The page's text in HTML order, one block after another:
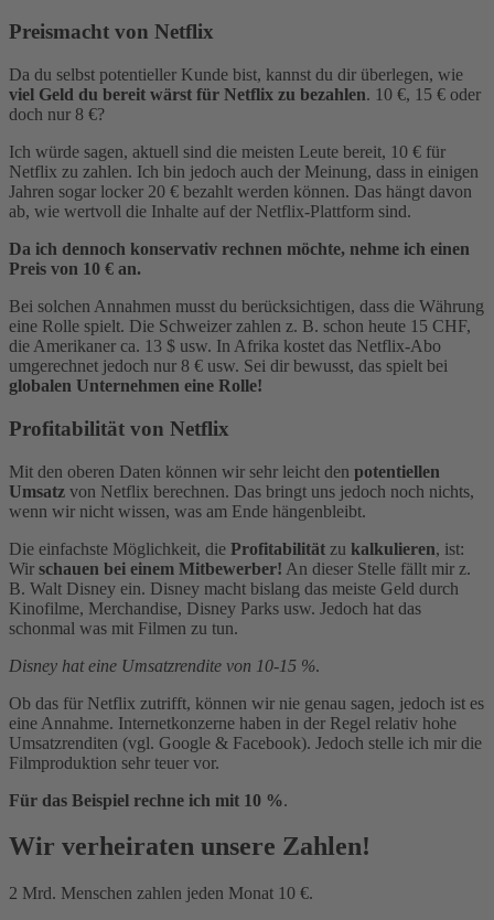
Preismacht von Netflix
Da du selbst potentieller Kunde bist, kannst du dir überlegen, wie
viel Geld du bereit wärst für Netflix zu bezahlen. 10 €, 15 € oder
doch nur 8 €?
Ich würde sagen, aktuell sind die meisten Leute bereit, 10 € für
Netflix zu zahlen. Ich bin jedoch auch der Meinung, dass in einigen
Jahren sogar locker 20 € bezahlt werden können. Das hängt davon
ab, wie wertvoll die Inhalte auf der Netflix-Plattform sind.
Da ich dennoch konservativ rechnen möchte, nehme ich einen
Preis von 10 € an.
Bei solchen Annahmen musst du berücksichtigen, dass die Währung
eine Rolle spielt. Die Schweizer zahlen z. B. schon heute 15 CHF,
die Amerikaner ca. 13 $ usw. In Afrika kostet das Netflix-Abo
umgerechnet jedoch nur 8 € usw. Sei dir bewusst, das spielt bei
globalen Unternehmen eine Rolle!
Profitabilität von Netflix
Mit den oberen Daten können wir sehr leicht den potentiellen
Umsatz von Netflix berechnen. Das bringt uns jedoch noch nichts,
wenn wir nicht wissen, was am Ende hängenbleibt.
Die einfachste Möglichkeit, die Profitabilität zu kalkulieren, ist:
Wir schauen bei einem Mitbewerber! An dieser Stelle fällt mir z.
B. Walt Disney ein. Disney macht bislang das meiste Geld durch
Kinofilme, Merchandise, Disney Parks usw. Jedoch hat das
schonmal was mit Filmen zu tun.
Disney hat eine Umsatzrendite von 10-15 %.
Ob das für Netflix zutrifft, können wir nie genau sagen, jedoch ist es
eine Annahme. Internetkonzerne haben in der Regel relativ hohe
Umsatzrenditen (vgl. Google & Facebook). Jedoch stelle ich mir die
Filmproduktion sehr teuer vor.
Für das Beispiel rechne ich mit 10 %.
Wir verheiraten unsere Zahlen!
2 Mrd. Menschen zahlen jeden Monat 10 €.